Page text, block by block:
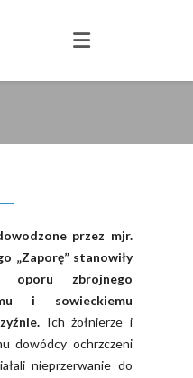
przez mjr.
„Zaporę” stanowiły
oporu zbrojnego
i sowieckiemu
Ich żołnierze i
dowódcy ochrzczeni
nieprzerwanie do